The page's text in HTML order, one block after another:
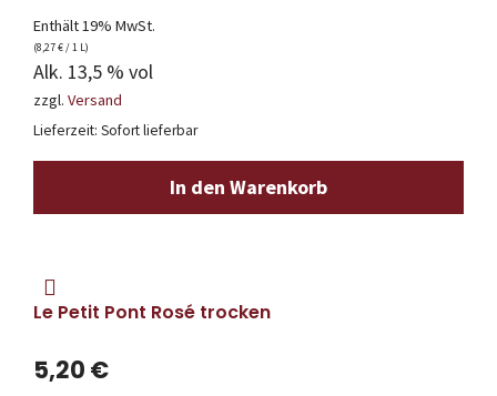
Enthält 19% MwSt.
(8,27€/ 1 L)
Alk. 13,5 % vol
zzgl. Versand
Lieferzeit: Sofort lieferbar
In den Warenkorb
Le Petit Pont Rosé trocken
5,20 €